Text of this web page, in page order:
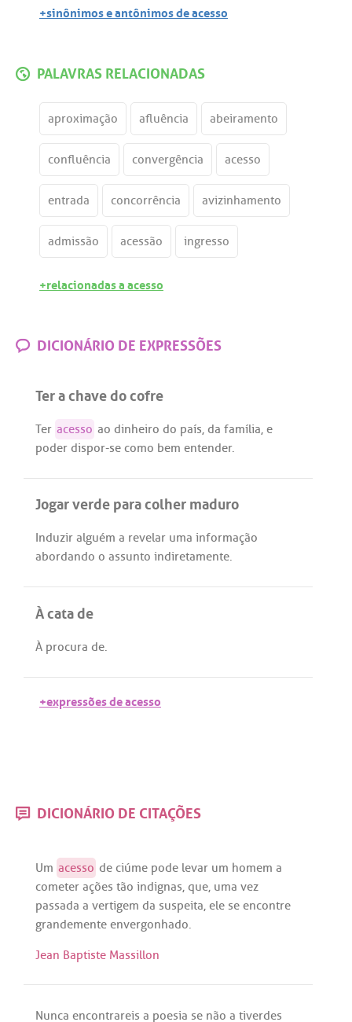
+sinônimos e antônimos de acesso
PALAVRAS RELACIONADAS
aproximação afluência abeiramento
confluência convergência acesso
entrada concorrência avizinhamento
admissão acessão ingresso
+relacionadas a acesso
DICIONÁRIO DE EXPRESSÕES
Ter a chave do cofre
Ter acesso ao dinheiro do país, da família, e
poder dispor-se como bem entender.
Jogar verde para colher maduro
Induzir alguém a revelar uma informação
abordando o assunto indiretamente.
À cata de
À procura de.
+expressões de acesso
DICIONÁRIO DE CITAÇÕES
Um acesso de ciúme pode levar um homem a
cometer ações tão indignas, que, uma vez
passada a vertigem da suspeita, ele se encontre
grandemente envergonhado.
Jean Baptiste Massillon
Nunca encontrareis a poesia se não a tiverdes